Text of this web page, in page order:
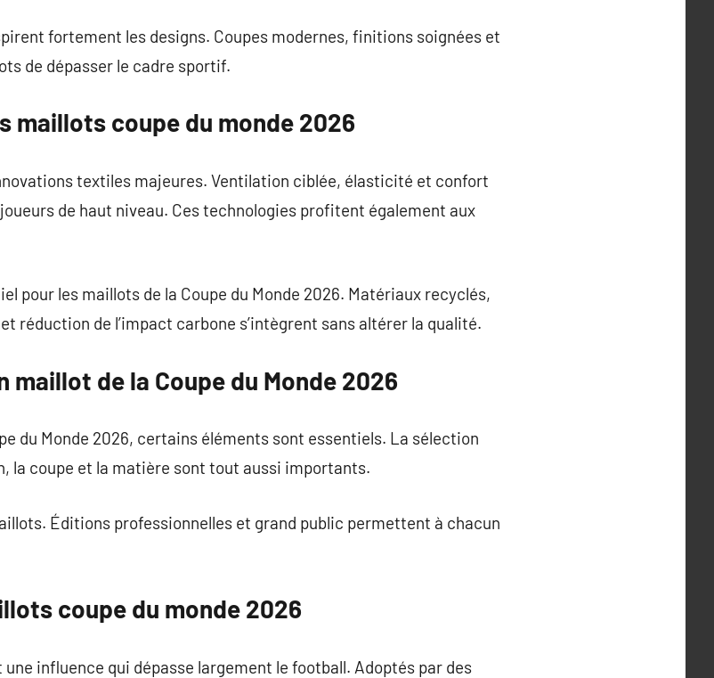
fortement les designs. Coupes modernes, finitions soignées et
de dépasser le cadre sportif.
maillots coupe du monde 2026
textiles majeures. Ventilation ciblée, élasticité et confort
de haut niveau. Ces technologies profitent également aux
pour les maillots de la Coupe du Monde 2026. Matériaux recyclés,
réduction de l’impact carbone s’intègrent sans altérer la qualité.
maillot de la Coupe du Monde 2026
du Monde 2026, certains éléments sont essentiels. La sélection
la coupe et la matière sont tout aussi importants.
Éditions professionnelles et grand public permettent à chacun
coupe du monde 2026
influence qui dépasse largement le football. Adoptés par des